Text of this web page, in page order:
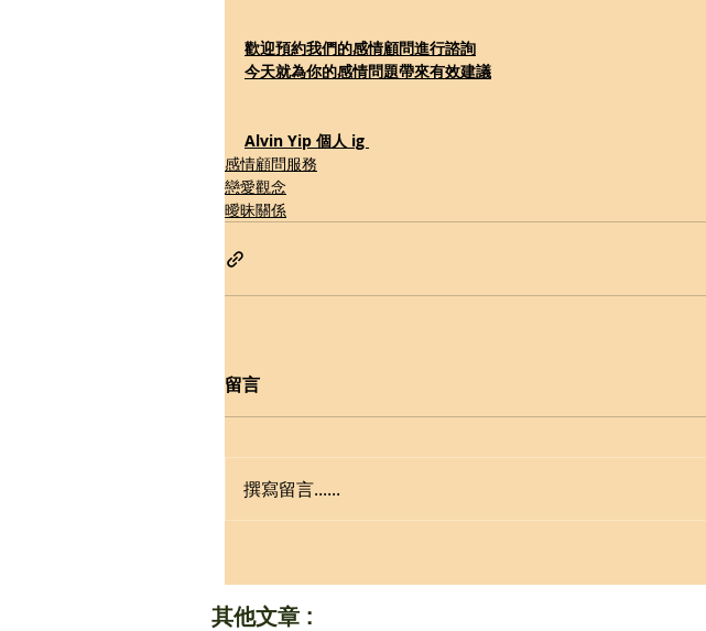
歡迎預約我們的感情顧問進行諮詢
今天就為你的感情問題帶來有效建議
Alvin Yip 個人 ig
感情顧問服務
戀愛觀念
曖昧關係
留言
撰寫留言......
其他文章 :